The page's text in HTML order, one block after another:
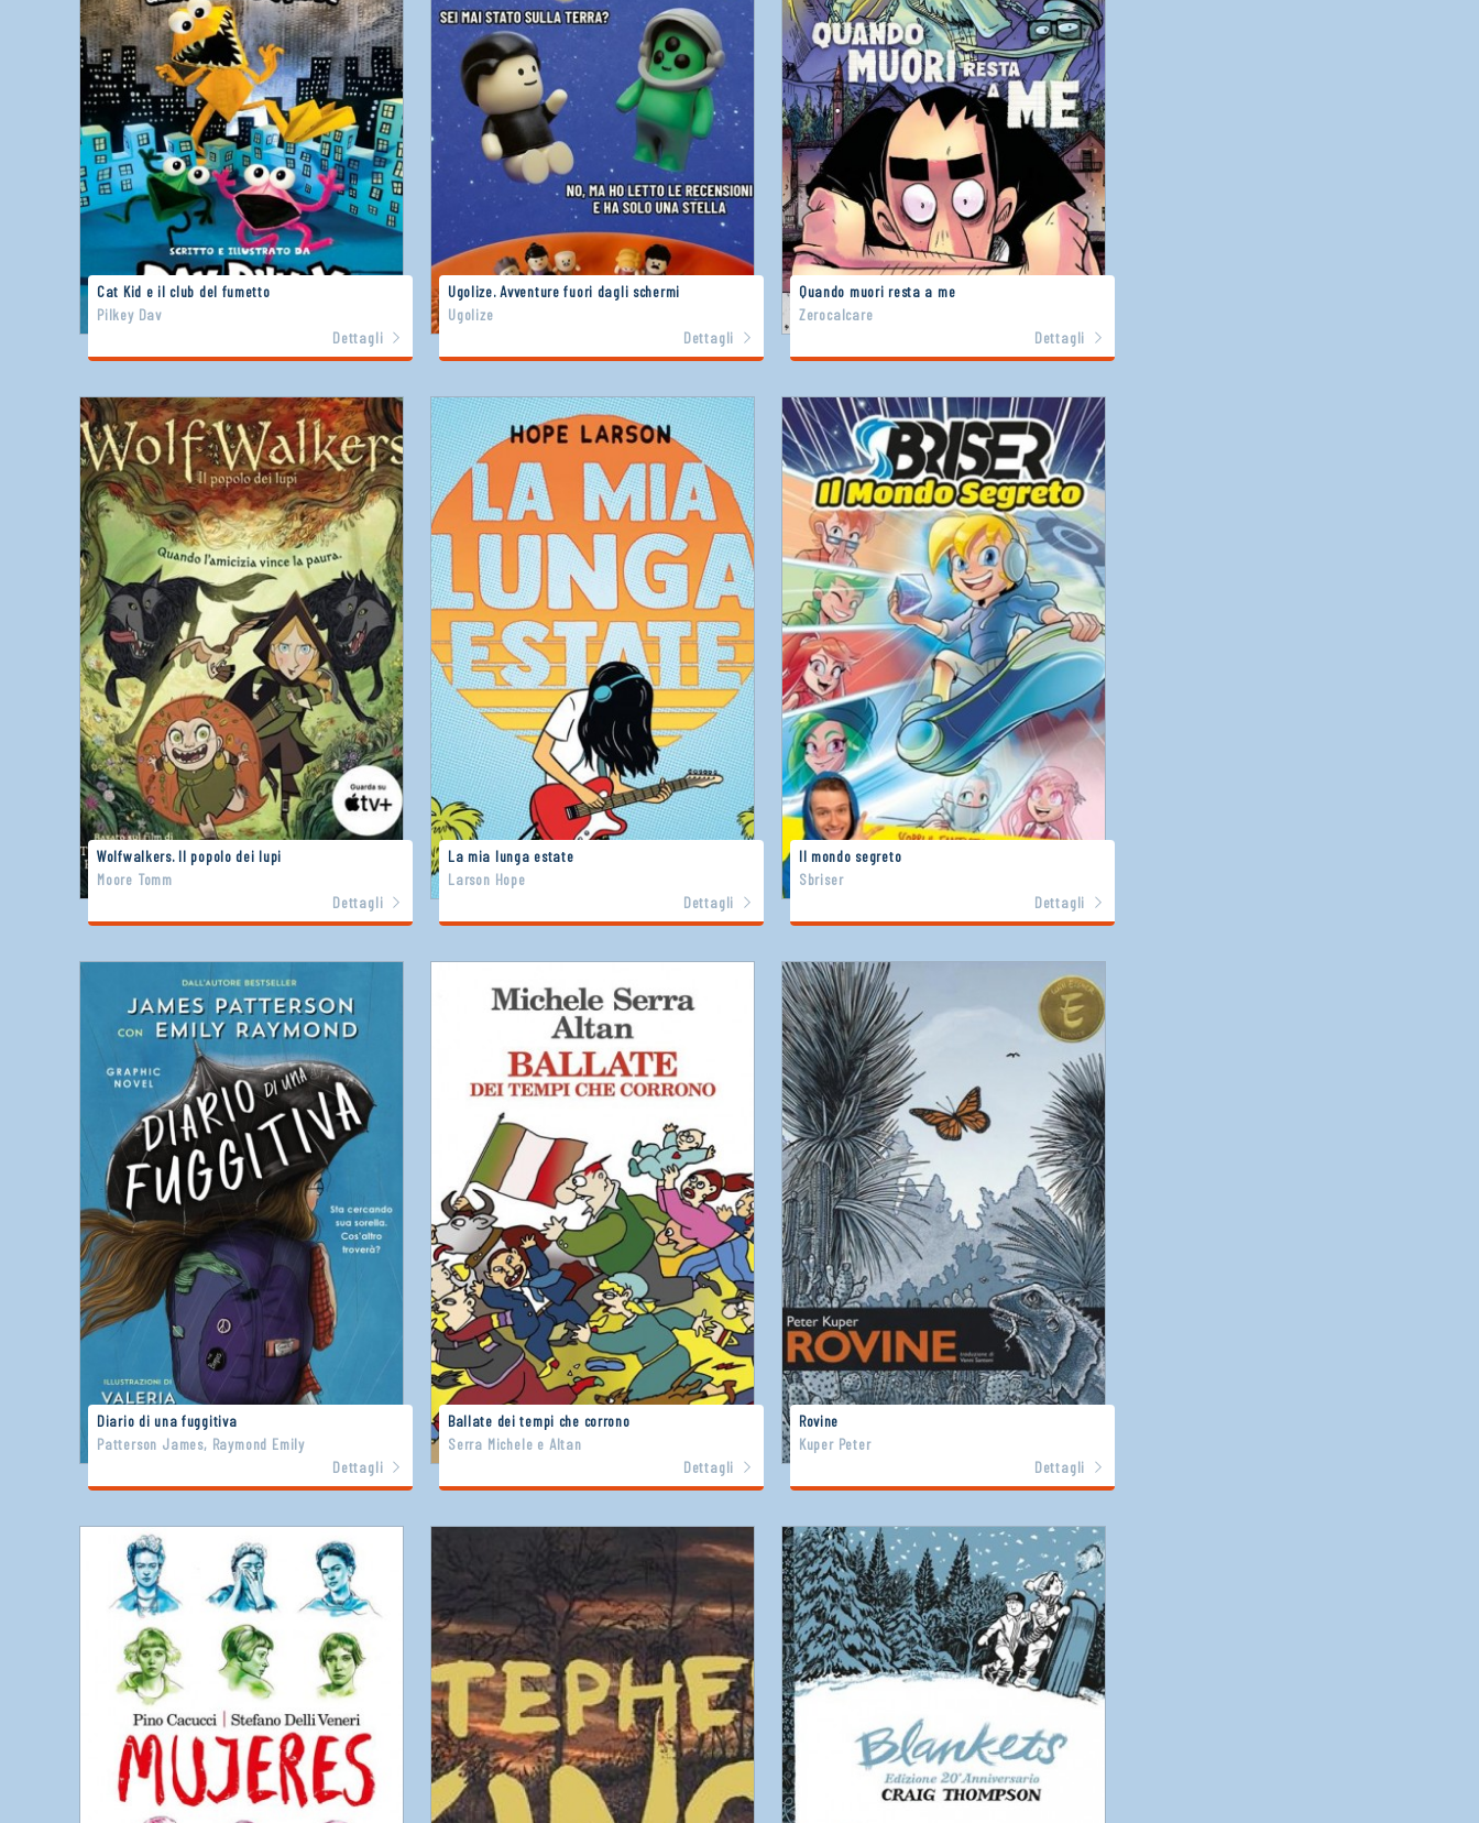
Cat Kid e il club del fumetto
Pilkey Dav
Dettagli
Ugolize. Avventure fuori dagli schermi
Ugolize
Dettagli
Quando muori resta a me
Zerocalcare
Dettagli
Wolfwalkers. Il popolo dei lupi
Moore Tomm
Dettagli
La mia lunga estate
Larson Hope
Dettagli
Il mondo segreto
Sbriser
Dettagli
Diario di una fuggitiva
Patterson James, Raymond Emily
Dettagli
Ballate dei tempi che corrono
Serra Michele e Altan
Dettagli
Rovine
Kuper Peter
Dettagli